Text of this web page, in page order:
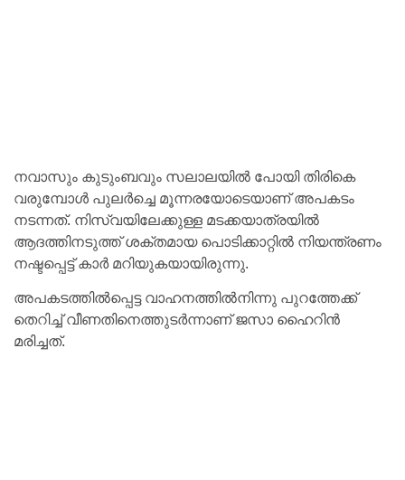
നവാസും കുടുംബവും സലാലയില്‍ പോയി തിരികെ
വരുമ്പോള്‍ പുലര്‍ച്ചെ മൂന്നരയോടെയാണ് അപകടം
നടന്നത്. നിസ്വയിലേക്കുള്ള മടക്കയാത്രയില്‍
ആദത്തിനടുത്ത് ശക്തമായ പൊടിക്കാറ്റില്‍ നിയന്ത്രണം
നഷ്ടപ്പെട്ട് കാര്‍ മറിയുകയായിരുന്നു.
അപകടത്തില്‍പ്പെട്ട വാഹനത്തില്‍നിന്നു പുറത്തേക്ക്
തെറിച്ച് വീണതിനെത്തുടര്‍ന്നാണ് ജസാ ഹൈറിന്‍
മരിച്ചത്.